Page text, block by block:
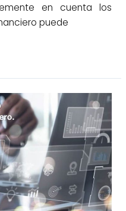
en cuenta los
puede